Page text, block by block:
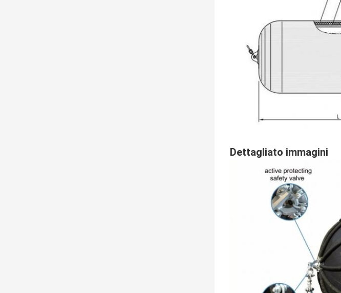
Dettagliato immagini